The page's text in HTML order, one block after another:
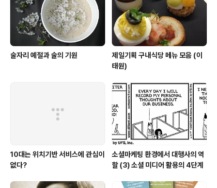
술자리 예절과 술의 기원
제일기획 구내식당 메뉴 모음 (이
태원)
10대는 위치기반 서비스에 관심이
없다?
소셜마케팅 환경에서 대행사의 역
할 (3) 소셜 미디어 활용의 4단계